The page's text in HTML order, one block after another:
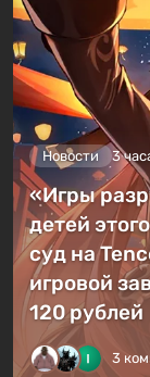
Новости 3
«Игры
детей
суд на
игровой
120 рублей
3